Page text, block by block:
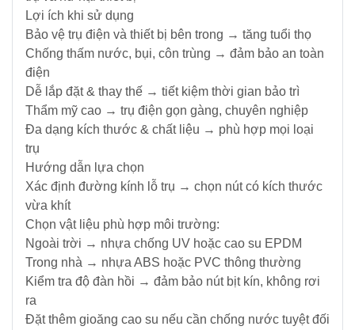
Điện
Ắc
Quy
-
Bộ
Sạc
-
Nhớt
Giải
pháp
Bơm
&
Năng
lượng
Mặt
Trời
Lợi ích khi sử dụng
Bảo vệ trụ điện và thiết bị bên trong → tăng tuổi thọ
Chống thấm nước, bụi, côn trùng → đảm bảo an toàn
điện
Dễ lắp đặt & thay thế → tiết kiệm thời gian bảo trì
Thẩm mỹ cao → trụ điện gọn gàng, chuyên nghiệp
Đa dạng kích thước & chất liệu → phù hợp mọi loại
trụ
Hướng dẫn lựa chọn
Xác định đường kính lỗ trụ → chọn nút có kích thước
vừa khít
Chọn vật liệu phù hợp môi trường:
Ngoài trời → nhựa chống UV hoặc cao su EPDM
Trong nhà → nhựa ABS hoặc PVC thông thường
Kiểm tra độ đàn hồi → đảm bảo nút bịt kín, không rơi
ra
Đặt thêm gioăng cao su nếu cần chống nước tuyệt đối